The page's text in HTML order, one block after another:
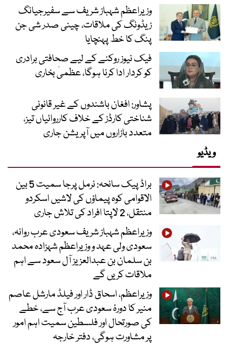
وزیراعظم شہباز شریف سے سفیرجیانگ
زیڈونگ کی ملاقات، چینی صدر شی جن
پنگ کا خط پہنچایا
فیک نیوز روکنے کے لیے صحافتی برادری
کو کردار ادا کرنا ہوگا، عظمیٰ بخاری
پشاور: افغان باشندوں کے غیر قانونی
شناختی کارڈز کے خلاف کارروائیاں تیز،
متعدد بازاروں میں آپریشن جاری
ویڈیو
براڈ پیک سانحہ: نرمل پرجا سمیت 5 بین
الاقوامی کوہ پیماؤں کی لاشیں اسکردو
منتقل، 2 لاپتا افراد کی تلاش جاری
وزیراعظم شہباز شریف سعودی عرب روانہ،
سعودی ولی عہد و وزیراعظم شہزادہ محمد
بن سلمان بن عبدالعزیز آل سعود سے اہم
ملاقات کریں گے
وزیراعظم، اسحاق ڈار اور فیلڈ مارشل عاصم
منیر کا دورۂ سعودی عرب آج سے، خطے
کی صورتحال اور فلسطین سمیت اہم امور
پر مشاورت ہوگی، دفتر خارجہ